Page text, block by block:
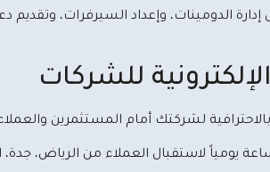
إدارة الدومينات، وإعداد السيرفرات،
للشركات
لشركتك أمام المستثمرين